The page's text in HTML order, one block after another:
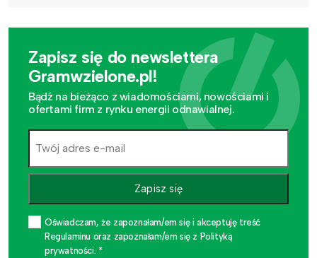
Zapisz się do newslettera
Gramwzielone.pl!
Bądź na bieżąco z wiadomościami, nowościami i
ofertami firm z rynku energii odnawialnej.
Zapisz się
Oświadczam, że zapoznałam/em się i akceptuję treść
Regulaminu oraz zapoznałam/em się z Polityką
prywatności. *